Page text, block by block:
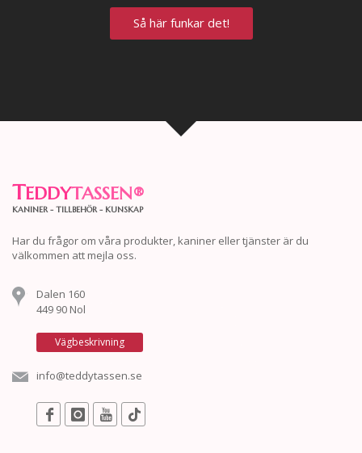
Så här funkar det!
TEDDYTASSEN®
KANINER - TILLBEHÖR - KUNSKAP
Har du frågor om våra produkter, kaniner eller tjänster är du
välkommen att mejla oss.
Dalen 160
449 90 Nol
Vägbeskrivning
info@teddytassen.se